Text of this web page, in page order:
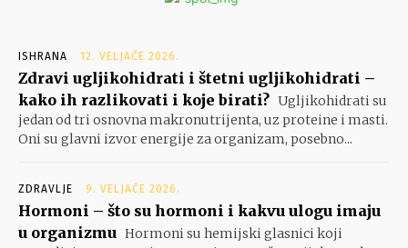
ISHRANA 12. VELJAČE 2026.
Zdravi ugljikohidrati i štetni ugljikohidrati –
kako ih razlikovati i koje birati? Ugljikohidrati su
jedan od tri osnovna makronutrijenta, uz proteine i masti.
Oni su glavni izvor energije za organizam, posebno...
ZDRAVLJE 9. VELJAČE 2026.
Hormoni – što su hormoni i kakvu ulogu imaju
u organizmu Hormoni su hemijski glasnici koji